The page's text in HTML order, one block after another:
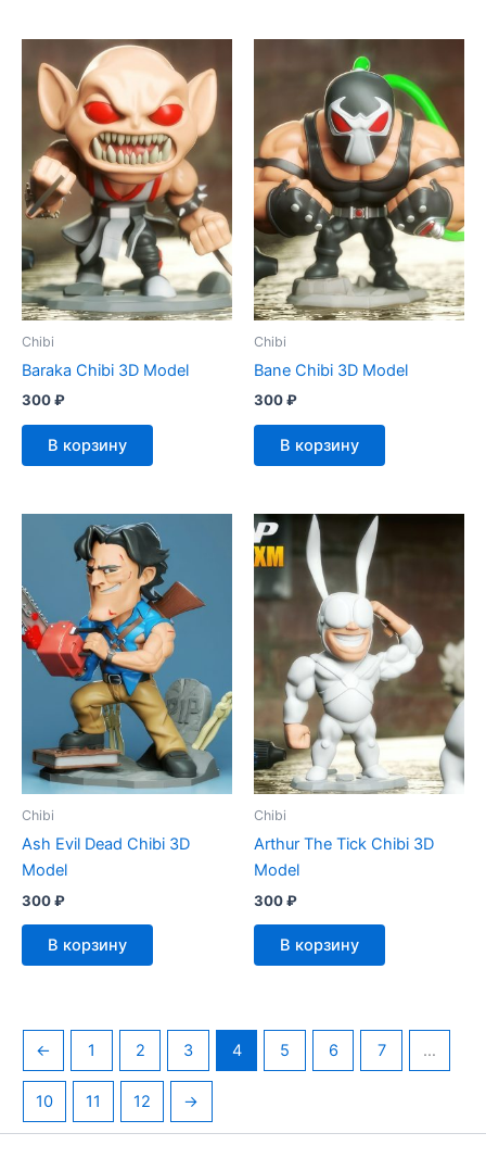
Chibi
Baraka Chibi 3D Model
300₽
В корзину
Chibi
Bane Chibi 3D Model
300₽
В корзину
Chibi
Ash Evil Dead Chibi 3D
Model
300₽
В корзину
Chibi
Arthur The Tick Chibi 3D
Model
300₽
В корзину
← 1 2 3 4 5 6 7 …
10 11 12 →